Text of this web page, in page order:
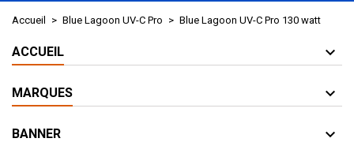
Accueil Blue Lagoon UV-C Pro Blue Lagoon UV-C Pro 130 watt
ACCUEIL
MARQUES
BANNER